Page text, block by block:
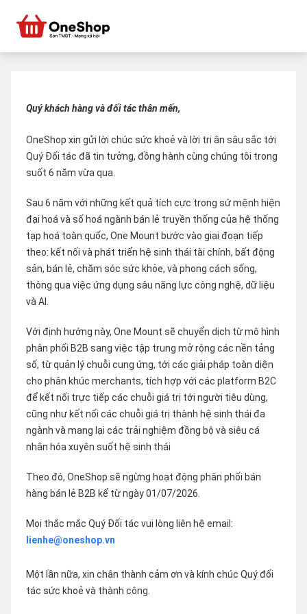
Quý khách hàng và đối tác thân mến,
OneShop xin gửi lời chúc sức khoẻ và lời tri ân sâu sắc tới
Quý Đối tác đã tin tưởng, đồng hành cùng chúng tôi trong
suốt 6 năm vừa qua.
Sau 6 năm với những kết quả tích cực trong sứ mệnh hiện
đại hoá và số hoá ngành bán lẻ truyền thống của hệ thống
tạp hoá toàn quốc, One Mount bước vào giai đoạn tiếp
theo: kết nối và phát triển hệ sinh thái tài chính, bất động
sản, bán lẻ, chăm sóc sức khỏe, và phong cách sống,
thông qua việc ứng dụng sâu năng lực công nghệ, dữ liệu
và AI.
Với định hướng này, One Mount sẽ chuyển dịch từ mô hình
phân phối B2B sang việc tập trung mở rộng các nền tảng
số, từ quản lý chuỗi cung ứng, tới các giải pháp toàn diện
cho phân khúc merchants, tích hợp với các platform B2C
để kết nối trực tiếp các chuỗi giá trị tới người tiêu dùng,
cũng như kết nối các chuỗi giá trị thành hệ sinh thái đa
ngành và mang lại các trải nghiệm đồng bộ và siêu cá
nhân hóa xuyên suốt hệ sinh thái
Theo đó, OneShop sẽ ngừng hoạt động phân phối bán
hàng bán lẻ B2B kể từ ngày 01/07/2026.
Mọi thắc mắc Quý Đối tác vui lòng liên hệ email:
lienhe@oneshop.vn
Một lần nữa, xin chân thành cảm ơn và kính chúc Quý đối
tác sức khoẻ và thành công.